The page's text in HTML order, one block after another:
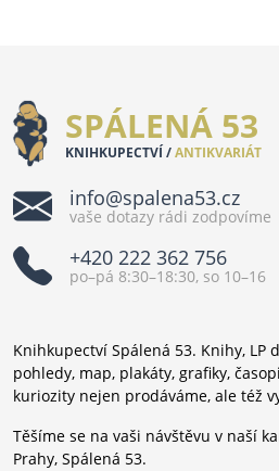
SPÁLENÁ 53
KNIHKUPECTVÍ /ANTIKVARIÁT
info@spalena53.cz
vaše dotazy rádi zodpovíme
+420 222 362 756
po–pá 8:30–18:30, so 10–16
Knihkupectví Spálená 53. Knihy, LP
pohledy, map, plakáty, grafiky,
kuriozity nejen prodáváme, ale též
Těšíme se na vaši návštěvu v naší
Prahy, Spálená 53.